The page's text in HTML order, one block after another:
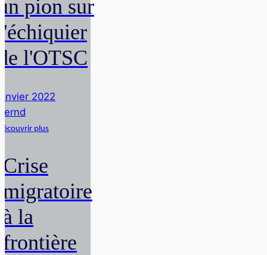
pion sur
l'OTSC
2022
plus
Crise
migratoire
à la
frontière